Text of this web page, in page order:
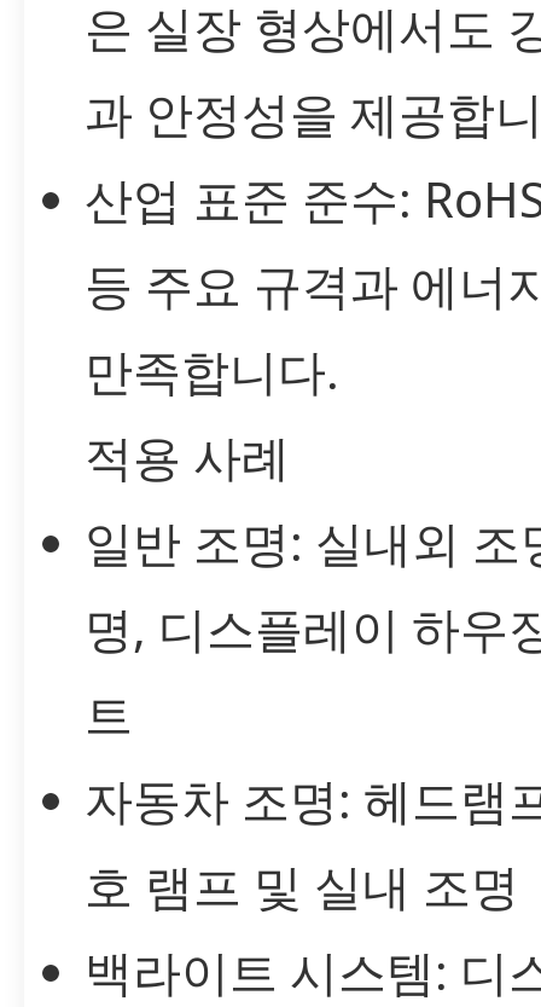
은 실장 형상에서도
과 안정성을 제공합
산업 표준 준수:
등 주요 규격과 에너
만족합니다.
적용 사례
일반 조명: 실내외 조
명, 디스플레이 하우
트
자동차 조명: 헤드램
호 램프 및 실내 조명
백라이트 시스템: 디